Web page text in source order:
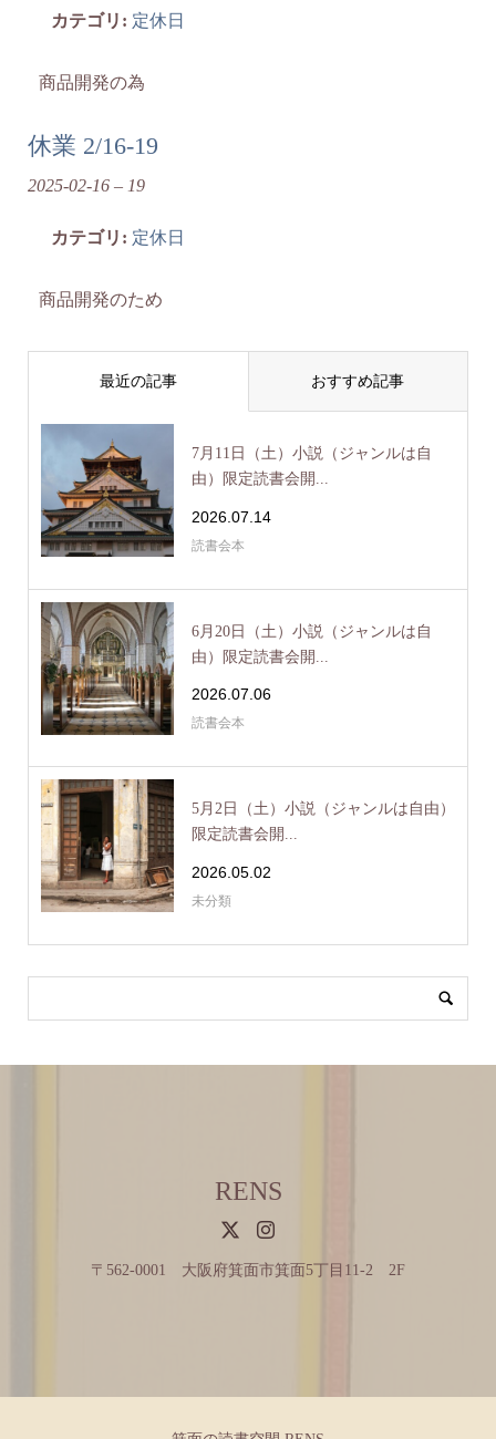
カテゴリ: 定休日
商品開発の為
休業 2/16-19
2025-02-16– 19
カテゴリ: 定休日
商品開発のため
最近の記事 おすすめ記事
7月11日（土）小説（ジャンルは自
由）限定読書会開...
2026.07.14
読書会本
6月20日（土）小説（ジャンルは自
由）限定読書会開...
2026.07.06
読書会本
5月2日（土）小説（ジャンルは自由）
限定読書会開...
2026.05.02
未分類
RENS
〒562-0001 大阪府箕面市箕面5丁目11-2 2F